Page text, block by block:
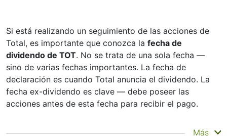
Si está realizando un seguimiento de las acciones de
Total, es importante que conozca la fecha de
dividendo de TOT. No se trata de una sola fecha —
sino de varias fechas importantes. La fecha de
declaración es cuando Total anuncia el dividendo. La
fecha ex-dividendo es clave — debe poseer las
acciones antes de esta fecha para recibir el pago.
La fecha de registro es cuando Total consulta su lista
Más